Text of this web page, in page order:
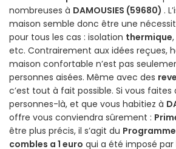
nombreuses à DAMOUSIES (59680) .
maison semble donc être une
pour tous les cas : isolation thermique
etc. Contrairement aux idées reçues,
maison confortable n’est pas
personnes aisées. Même avec des
c’est tout à fait possible. Si vous
personnes-là, et que vous habitiez à
offre vous conviendra sûrement :
être plus précis, il s’agit du
combles a 1 euro qui a été imposé par